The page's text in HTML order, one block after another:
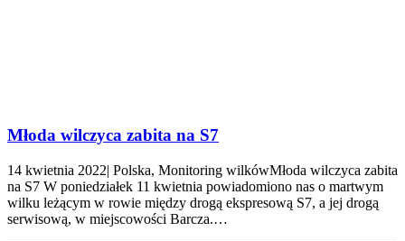
Młoda wilczyca zabita na S7
14 kwietnia 2022| Polska, Monitoring wilkówMłoda wilczyca zabita
na S7 W poniedziałek 11 kwietnia powiadomiono nas o martwym
wilku leżącym w rowie między drogą ekspresową S7, a jej drogą
serwisową, w miejscowości Barcza.…